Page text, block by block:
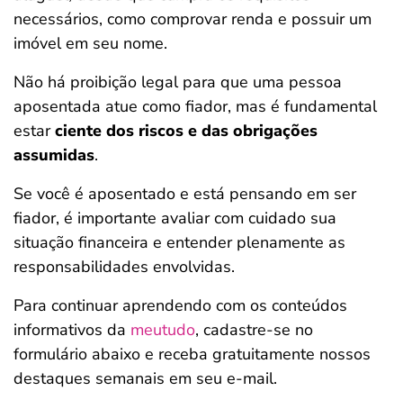
necessários, como comprovar renda e possuir um
imóvel em seu nome.
Não há proibição legal para que uma pessoa
aposentada atue como fiador, mas é fundamental
estarciente dos riscos e das obrigações
assumidas.
Se você é aposentado e está pensando em ser
fiador, é importante avaliar com cuidado sua
situação financeira e entender plenamente as
responsabilidades envolvidas.
Para continuar aprendendo com os conteúdos
informativos da meutudo, cadastre-se no
formulário abaixo e receba gratuitamente nossos
destaques semanais em seu e-mail.